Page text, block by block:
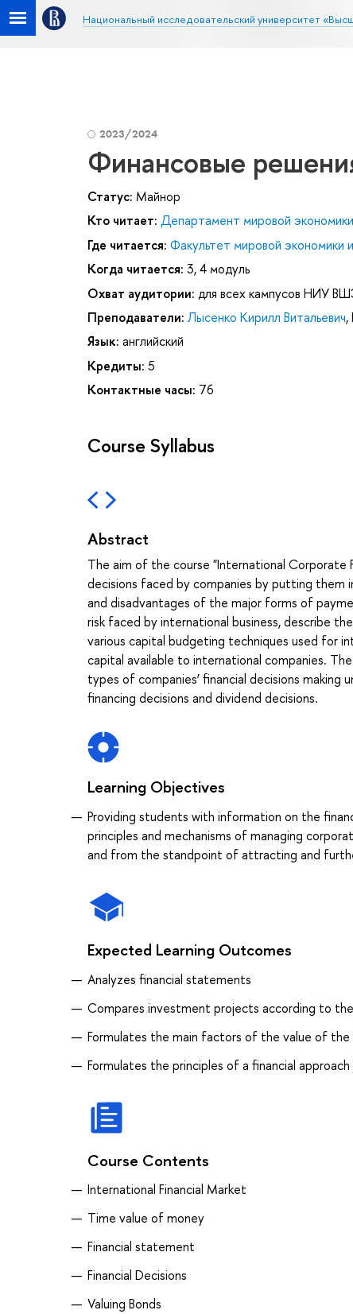
Национальный исследовательский университет
2023/2024
Финансовые
Статус: Майнор
Кто читает: Департамент мировой экономики
Где читается: Факультет мировой экономики
Когда читается: 3, 4 модуль
Охват аудитории: для всех кампусов НИУ
Преподаватели: Лысенко Кирилл Витальевич,
Язык: английский
Кредиты: 5
Контактные часы: 76
Course Syllabus
Abstract
The aim of the course "International Corporate
decisions faced by companies by putting them
and disadvantages of the major forms of
risk faced by international business, describe
various capital budgeting techniques used for
capital available to international companies.
types of companies’ financial decisions
financing decisions and dividend decisions.
Learning Objectives
Providing students with information on the
principles and mechanisms of managing
and from the standpoint of attracting and
Expected Learning Outcomes
Analyzes financial statements
Compares investment projects according to
Formulates the main factors of the value of the
Formulates the principles of a financial
Course Contents
International Financial Market
Time value of money
Financial statement
Financial Decisions
Valuing Bonds